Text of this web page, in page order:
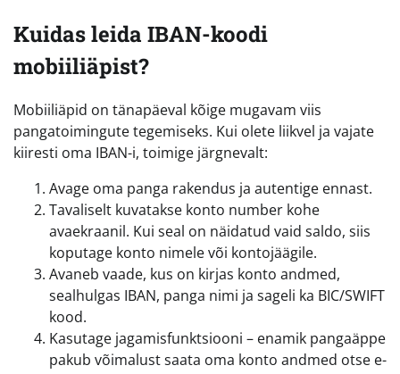
Kuidas leida IBAN-koodi
mobiiliäpist?
Mobiiliäpid on tänapäeval kõige mugavam viis
pangatoimingute tegemiseks. Kui olete liikvel ja vajate
kiiresti oma IBAN-i, toimige järgnevalt:
Avage oma panga rakendus ja autentige ennast.
Tavaliselt kuvatakse konto number kohe
avaekraanil. Kui seal on näidatud vaid saldo, siis
koputage konto nimele või kontojäägile.
Avaneb vaade, kus on kirjas konto andmed,
sealhulgas IBAN, panga nimi ja sageli ka BIC/SWIFT
kood.
Kasutage jagamisfunktsiooni – enamik pangaäppe
pakub võimalust saata oma konto andmed otse e-